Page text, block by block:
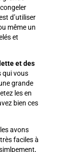
d’utiliser
même un
et
et des
qui vous
grande
les en
bien ces
avons
faciles à